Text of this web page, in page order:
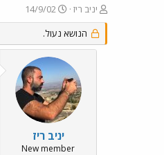
פ
ו
ת
ח
יניב ריז
פ
ו
ר
ס
ם
ב
ת
א
ר
י
ך
14/9/02
הנושא נעול.
יניב ריז
New member